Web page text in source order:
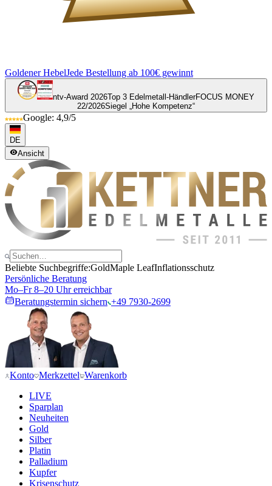
Goldener HebelJede Bestellung ab 100€ gewinnt
ntv-Award 2026Top 3 Edelmetall-HändlerFOCUS MONEY
22/2026Siegel „Hohe Kompetenz“
Google: 4,9/5
DE
Ansicht
Beliebte Suchbegriffe:GoldMaple LeafInflationsschutz
Persönliche Beratung
Mo–Fr 8–20 Uhr erreichbar
Beratungstermin sichern +49 7930-2699
Konto Merkzettel Warenkorb
LIVE
Sparplan
Neuheiten
Gold
Silber
Platin
Palladium
Kupfer
Krisenschutz